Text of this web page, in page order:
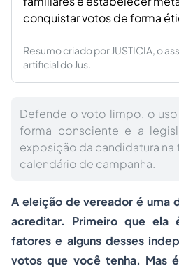
conquistar votos de forma
Resumo criado por JUSTICIA, o
artificial do Jus.
Defende o voto limpo, o
forma consciente e a
exposição da candidatura
calendário de campanha.
A eleição de vereador é uma
acreditar. Primeiro que ela
fatores e alguns desses
votos que você tenha. Mas